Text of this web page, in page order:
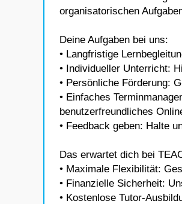
organisatorischen
Deine Aufgaben bei uns:
• Langfristige
• Individueller Unterricht:
• Persönliche Förderung:
• Einfaches
benutzerfreundliches
• Feedback geben: Halte
Das erwartet dich bei
• Maximale Flexibilität:
• Finanzielle Sicherheit:
• Kostenlose Tutor-